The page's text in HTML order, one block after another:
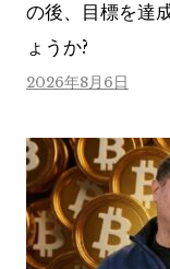
の後、目標を達
ょうか?
2026年8月6日